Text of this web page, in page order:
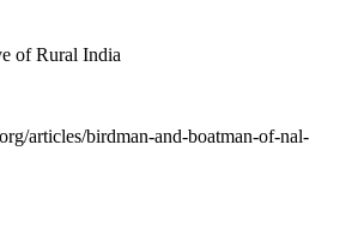
of Rural India
articles/birdman-and-boatman-of-nal-